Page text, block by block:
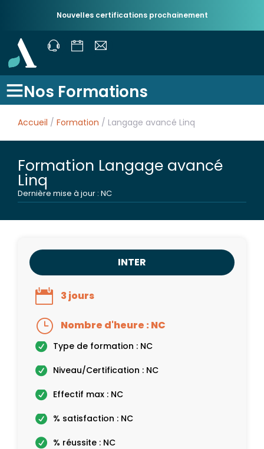
Nouvelles certifications prochainement
Nos Formations
Accueil / Formation / Langage avancé Linq
Formation Langage avancé
Linq
Dernière mise à jour : NC
INTER
3 jours
Nombre d'heure : NC
Type de formation : NC
Niveau/Certification : NC
Effectif max : NC
% satisfaction : NC
% réussite : NC